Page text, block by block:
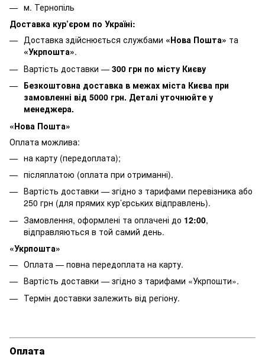
м. Тернопіль
Доставка кур’єром по Україні:
Доставка здійснюється службами «Нова Пошта» та
«Укрпошта».
Вартість доставки — 300 грн по місту Києву
Безкоштовна доставка в межах міста Києва при
замовленні від 5000 грн. Деталі уточнюйте у
менеджера.
«Нова Пошта»
Оплата можлива:
на карту (передоплата);
післяплатою (оплата при отриманні).
Вартість доставки — згідно з тарифами перевізника або
250 грн (для прямих кур’єрських відправлень).
Замовлення, оформлені та оплачені до 12:00,
відправляються в той самий день.
«Укрпошта»
Оплата — повна передоплата на карту.
Вартість доставки — згідно з тарифами «Укрпошти».
Термін доставки залежить від регіону.
Оплата